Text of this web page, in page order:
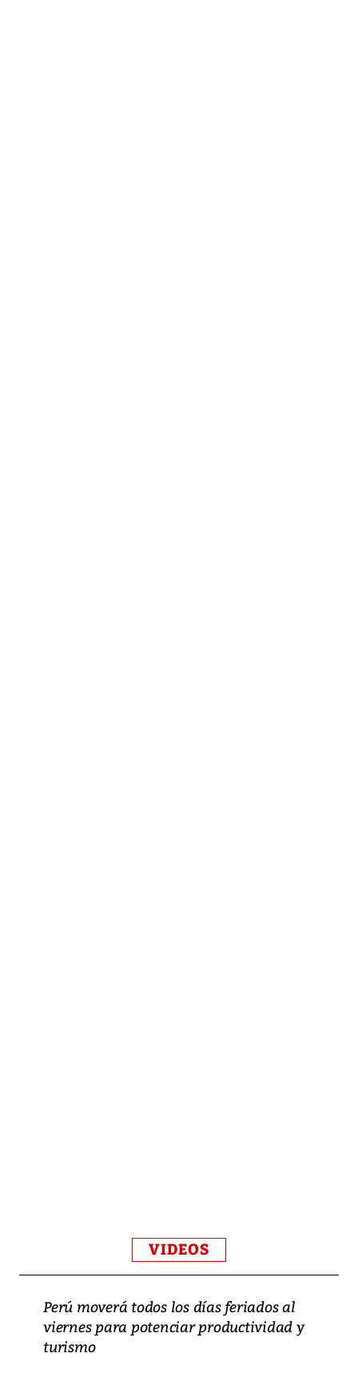
VIDEOS
Perú moverá todos los días feriados al
viernes para potenciar productividad y
turismo